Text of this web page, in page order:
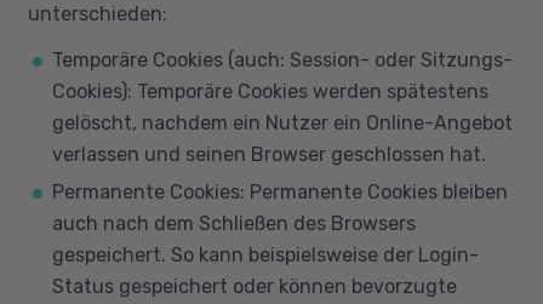
unterschieden:
Temporäre Cookies (auch: Session- oder Sitzungs-
Cookies): Temporäre Cookies werden spätestens
gelöscht, nachdem ein Nutzer ein Online-Angebot
verlassen und seinen Browser geschlossen hat.
Permanente Cookies: Permanente Cookies bleiben
auch nach dem Schließen des Browsers
gespeichert. So kann beispielsweise der Login-
Status gespeichert oder können bevorzugte